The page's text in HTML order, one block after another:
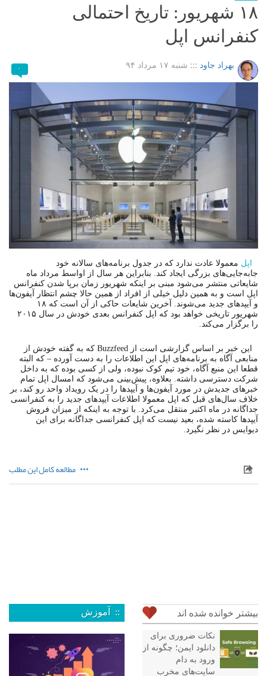
۱۸ شهریور: تاریخ احتمالی
کنفرانس اپل
بهراد جاود ::: شنبه ۱۷ مرداد ۹۴ ۰
اپل معمولا عادت ندارد که در جدول برنامه‌های سالانه خود
جابه‌جایی‌های بزرگی ایجاد کند. بنابراین هر سال از اواسط مرداد ماه
شایعاتی منتشر می‌شود مبنی بر اینکه شهریور زمان برپا شدن کنفرانس
اپل است و به همین دلیل خیلی از افراد از همین حالا چشم انتظار آیفون‌ها
و آیپدهای جدید می‌شوند. آخرین شایعات حاکی از آن است که ۱۸
شهریور تاریخی خواهد بود که اپل کنفرانس بعدی خودش در سال ۲۰۱۵
را برگزار می‌کند.
این خبر بر اساس گزارشی است از Buzzfeed که به گفته خودش از
منابعی آگاه به برنامه‌های اپل این اطلاعات را به دست آورده – که البته
قطعا این منبع آگاه، خود تیم کوک نبوده، ولی از کسی بوده که به داخل
شرکت دسترسی داشته. بعلاوه، پیش‌بینی می‌شود که امسال اپل تمام
خبرهای جدیدش در مورد آیفون‌ها و آیپدها را در یک رویداد واحد رو کند، بر
خلاف سال‌های قبل که اپل معمولا اطلاعات آیپدهای جدید را به کنفرانسی
جداگانه در ماه اکتبر منتقل می‌کرد. با توجه به اینکه از میزان فروش
آیپدها کاسته شده، بعید نیست که اپل کنفرانسی جداگانه برای این
دیوایس در نظر نگیرد.
مطالعه کامل این مطلب
بیشتر خوانده شده اند
نکات ضروری برای
دانلود ایمن؛ چگونه از
ورود به دام
سایت‌های مخرب
:: آموزش